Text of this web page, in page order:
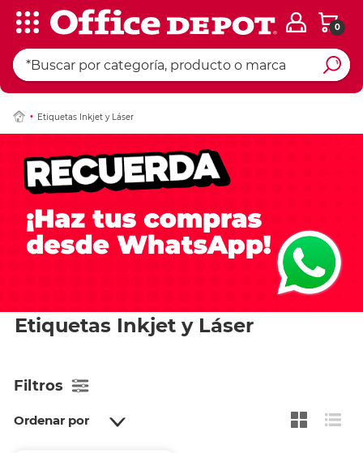
0
Etiquetas Inkjet y Láser
Etiquetas Inkjet y Láser
Filtros
Ordenar por